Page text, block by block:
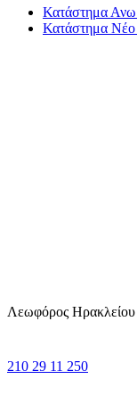
Κατάστημα
Κατάστημα Νέο
Λεωφόρος
210 29 11 250